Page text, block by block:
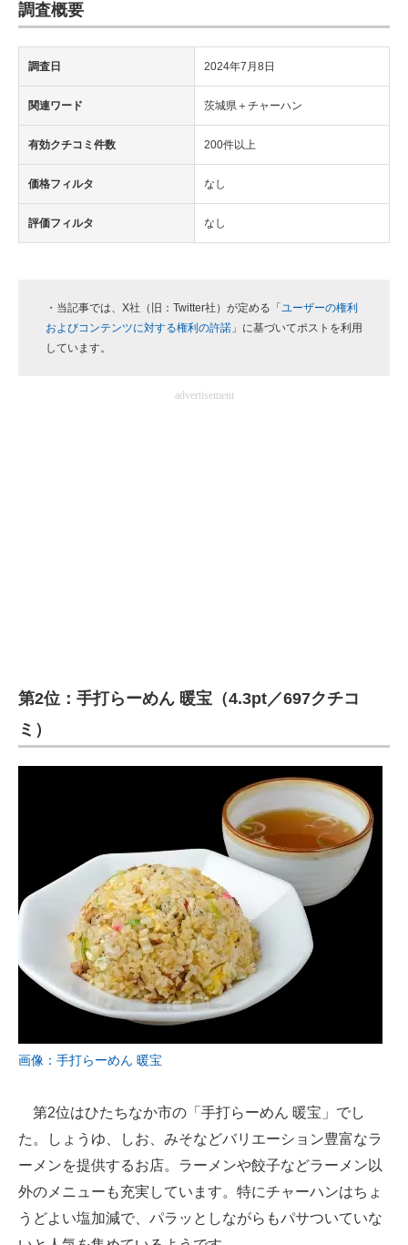
調査概要
調査日 2024年7月8日
関連ワード 茨城県＋チャーハン
有効クチコミ件数 200件以上
価格フィルタ なし
評価フィルタ なし
・当記事では、X社（旧：Twitter社）が定める「 ユーザーの権利
およびコンテンツに対する権利の許諾 」に基づいてポストを利用
しています。
advertisement
第2位：手打らーめん 暖宝（4.3pt／697クチコ
ミ）
画像：手打らーめん 暖宝
第2位はひたちなか市の「手打らーめん 暖宝」でし
た。しょうゆ、しお、みそなどバリエーション豊富なラ
ーメンを提供するお店。ラーメンや餃子などラーメン以
外のメニューも充実しています。特にチャーハンはちょ
うどよい塩加減で、パラッとしながらもパサついていな